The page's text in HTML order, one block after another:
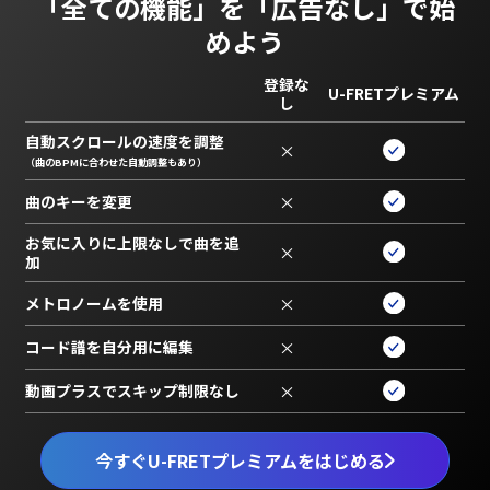
めよう
今すぐU-FRETプレミアムをはじめる
登録な
し
U-FRETプレミアム
自動スクロールの速度を調整
（曲のBPMに合わせた自動調整もあり） ×
曲のキーを変更 ×
お気に入りに上限なしで曲を追
加
×
メトロノームを使用 ×
コード譜を自分用に編集 ×
動画プラスでスキップ制限なし ×